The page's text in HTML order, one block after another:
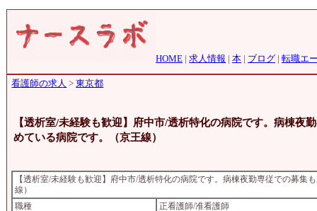
HOME | 求人情報 | 本 | ブログ | 転職エ
看護師の求人 >東京都
【透析室/未経験も歓迎】府中市/透析特化の病院です。病棟
めている病院です。（京王線）
【透析室/未経験も歓迎】府中市/透析特化の病院です。病棟夜勤専従での募
線）
職種
正看護師/准看護師